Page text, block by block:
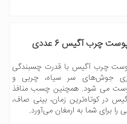
چرب آگیس 6 عددی
چرب آگیس با قدرت چسبندگی
جوش‌های سر سیاه، چربی و
می شود. همچنین چسب منافذ
در کوتاه‌ترین زمان، بینی صاف،
را برای شما به ارمغان می‌آورد.